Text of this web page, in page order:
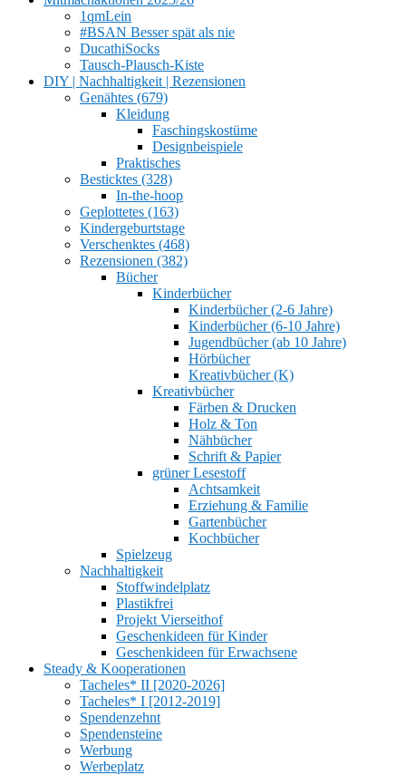
1qmLein
#BSAN Besser spät als nie
DucathiSocks
Tausch-Plausch-Kiste
DIY | Nachhaltigkeit | Rezensionen
Genähtes (679)
Kleidung
Faschingskostüme
Designbeispiele
Praktisches
Besticktes (328)
In-the-hoop
Geplottetes (163)
Kindergeburtstage
Verschenktes (468)
Rezensionen (382)
Bücher
Kinderbücher
Kinderbücher (2-6 Jahre)
Kinderbücher (6-10 Jahre)
Jugendbücher (ab 10 Jahre)
Hörbücher
Kreativbücher (K)
Kreativbücher
Färben & Drucken
Holz & Ton
Nähbücher
Schrift & Papier
grüner Lesestoff
Achtsamkeit
Erziehung & Familie
Gartenbücher
Kochbücher
Spielzeug
Nachhaltigkeit
Stoffwindelplatz
Plastikfrei
Projekt Vierseithof
Geschenkideen für Kinder
Geschenkideen für Erwachsene
Steady & Kooperationen
Tacheles* II [2020-2026]
Tacheles* I [2012-2019]
Spendenzehnt
Spendensteine
Werbung
Werbeplatz